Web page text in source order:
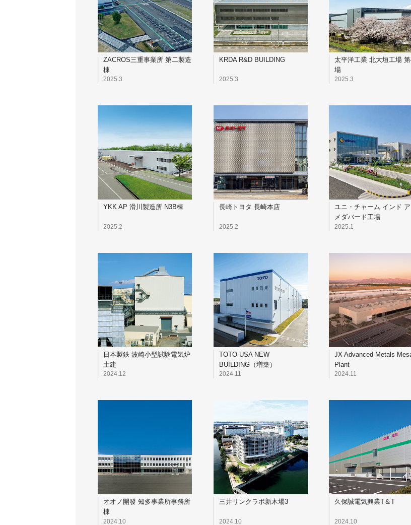
ZACROS三重事業所 第二製造
棟
2025.3
KRDA R&D BUILDING
2025.3
太平洋工業 北大垣工場
場
2025.3
YKK AP 滑川製造所 N3B棟
2025.2
長崎トヨタ 長崎本店
2025.2
ユニ・チャーム インド
メダバード工場
2025.1
日本製鉄 波崎小型試験電気炉
土建
2024.12
TOTO USA NEW
BUILDING（増築）
2024.11
JX Advanced Metals
Plant
2024.11
オオノ開發 知多事業所事務所
棟
2024.10
三井リンクラボ新木場3
2024.10
久保誠電気興業T＆T
2024.10